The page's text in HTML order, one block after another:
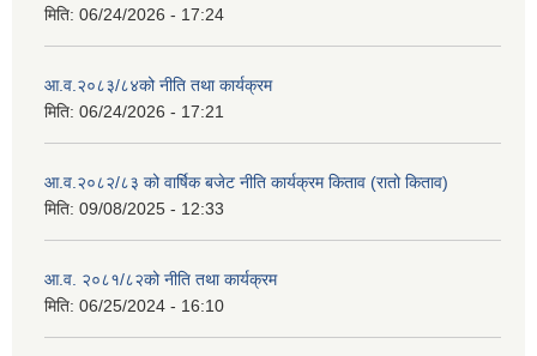
मिति: 06/24/2026 - 17:24
आ.व.२०८३/८४को नीति तथा कार्यक्रम
मिति: 06/24/2026 - 17:21
आ.व.२०८२/८३ को वार्षिक बजेट नीति कार्यक्रम किताव (रातो किताव)
मिति: 09/08/2025 - 12:33
आ.व. २०८१/८२को नीति तथा कार्यक्रम
मिति: 06/25/2024 - 16:10